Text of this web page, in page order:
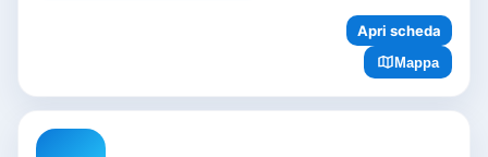
Apri scheda
Mappa